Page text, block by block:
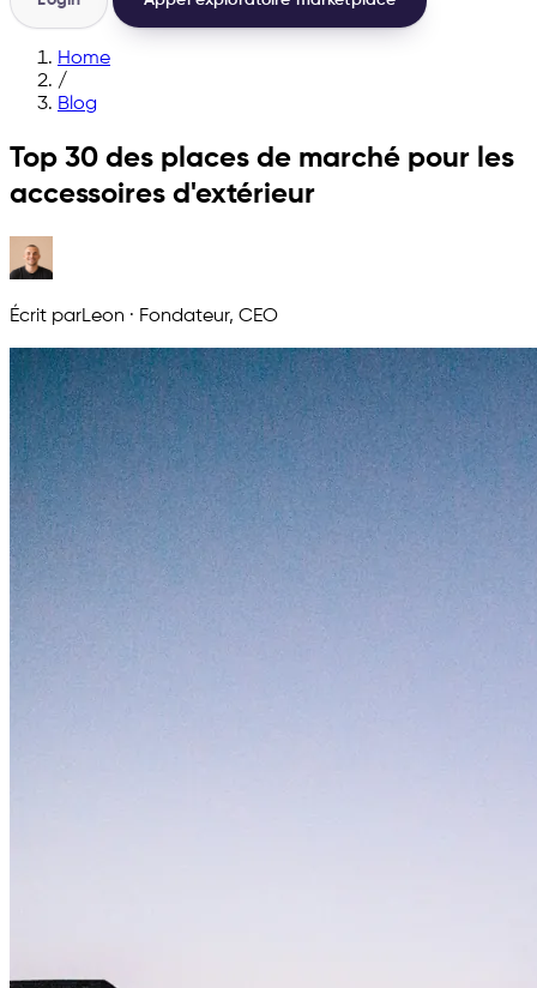
Home
/
Blog
Top 30 des places de marché pour les
accessoires d'extérieur
Écrit parLeon · Fondateur, CEO